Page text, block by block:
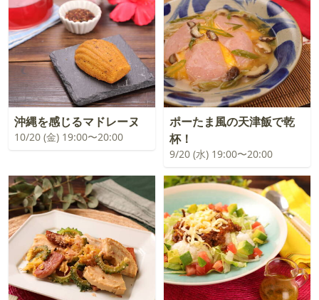
沖縄を感じるマドレーヌ
10/20 (金) 19:00〜20:00
ポーたま風の天津飯で乾
杯！
9/20 (水) 19:00〜20:00